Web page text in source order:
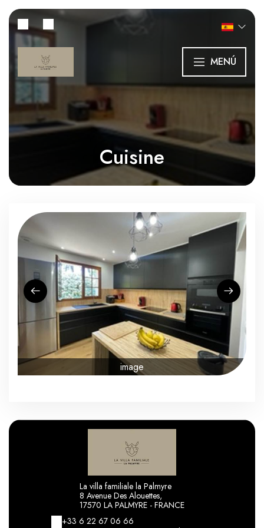
MENÚ
Cuisine
image
La villa familiale la Palmyre
8 Avenue Des Alouettes,
17570 LA PALMYRE - FRANCE
+33 6 22 67 06 66